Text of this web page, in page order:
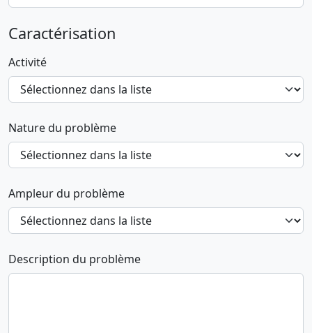
Caractérisation
Activité
Nature du problème
Ampleur du problème
Description du problème